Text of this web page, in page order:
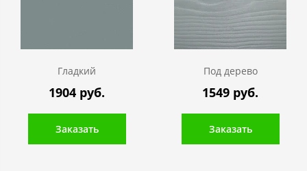
Гладкий
1904 руб.
Заказать
Под дерево
1549 руб.
Заказать